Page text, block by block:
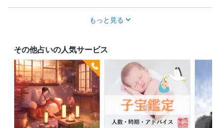
もっと見る
その他占いの人気サービス